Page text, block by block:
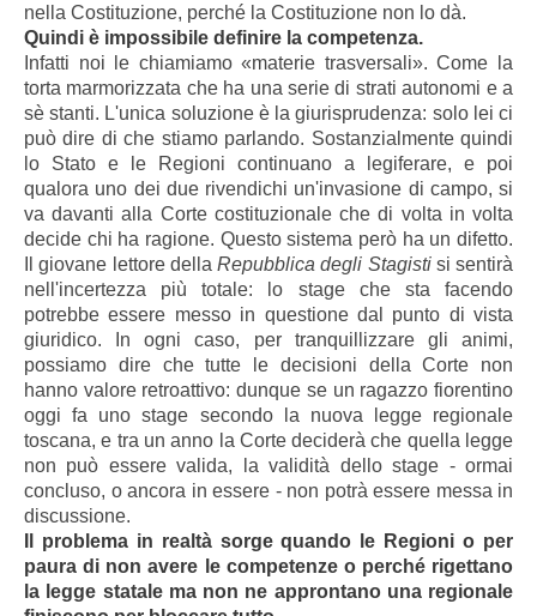
nella Costituzione, perché la Costituzione non lo dà.
Quindi è impossibile definire la competenza.
Infatti noi le chiamiamo «materie trasversali». Come la
torta marmorizzata che ha una serie di strati autonomi e a
sè stanti. L'unica soluzione è la giurisprudenza: solo lei ci
può dire di che stiamo parlando. Sostanzialmente quindi
lo Stato e le Regioni continuano a legiferare, e poi
qualora uno dei due rivendichi un'invasione di campo, si
va davanti alla Corte costituzionale che di volta in volta
decide chi ha ragione. Questo sistema però ha un difetto.
Il giovane lettore della Repubblica degli Stagistisi sentirà
nell'incertezza più totale: lo stage che sta facendo
potrebbe essere messo in questione dal punto di vista
giuridico. In ogni caso, per tranquillizzare gli animi,
possiamo dire che tutte le decisioni della Corte non
hanno valore retroattivo: dunque se un ragazzo fiorentino
oggi fa uno stage secondo la nuova legge regionale
toscana, e tra un anno la Corte deciderà che quella legge
non può essere valida, la validità dello stage - ormai
concluso, o ancora in essere - non potrà essere messa in
discussione.
Il problema in realtà sorge quando le Regioni o per
paura di non avere le competenze o perché rigettano
la legge statale ma non ne approntano una regionale